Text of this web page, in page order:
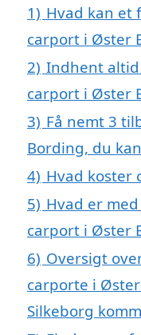
1) Hvad kan et
carport i Øster
2) Indhent
carport i Øster
3) Få nemt 3
Bording, du
4) Hvad koster
5) Hvad er
carport i Øster
6) Oversigt
carporte i
Silkeborg